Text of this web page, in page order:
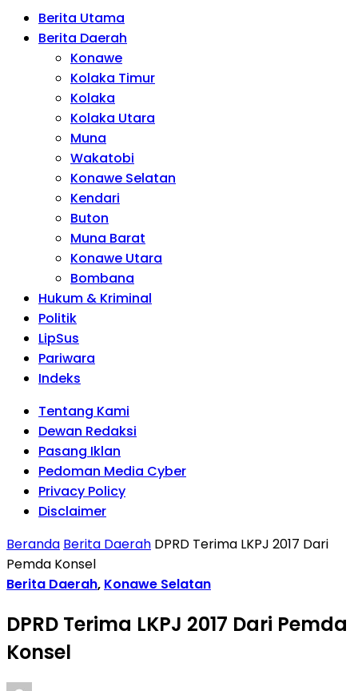
Berita Utama
Berita Daerah
Konawe
Kolaka Timur
Kolaka
Kolaka Utara
Muna
Wakatobi
Konawe Selatan
Kendari
Buton
Muna Barat
Konawe Utara
Bombana
Hukum & Kriminal
Politik
LipSus
Pariwara
Indeks
Tentang Kami
Dewan Redaksi
Pasang Iklan
Pedoman Media Cyber
Privacy Policy
Disclaimer
Beranda Berita Daerah DPRD Terima LKPJ 2017 Dari
Pemda Konsel
Berita Daerah, Konawe Selatan
DPRD Terima LKPJ 2017 Dari Pemda
Konsel